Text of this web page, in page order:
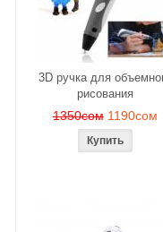
3D ручка для
рисования
1350сом 1190сом